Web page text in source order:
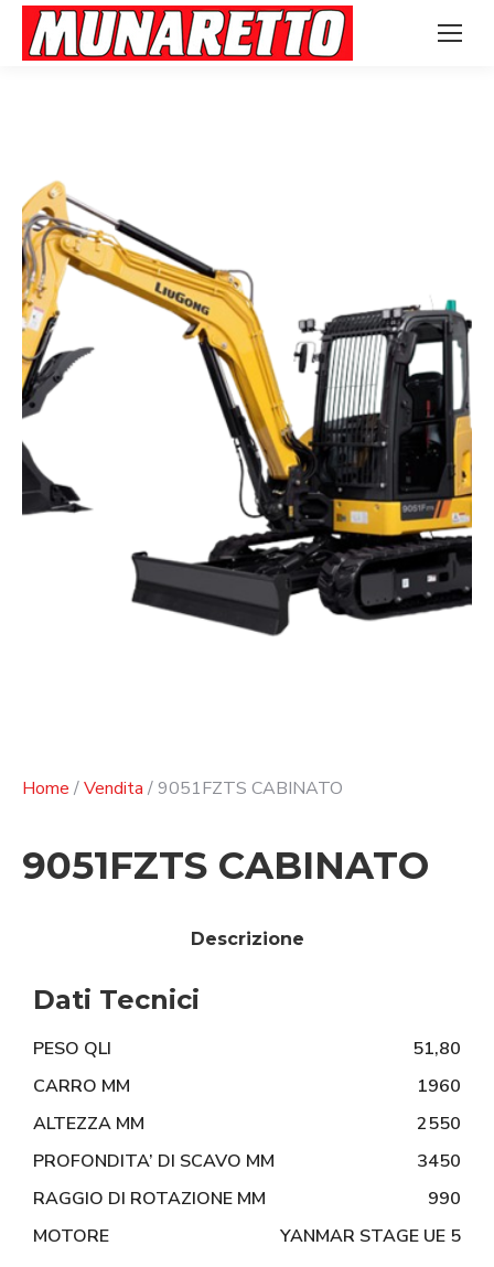
Home /Vendita / 9051FZTS CABINATO
9051FZTS CABINATO
Descrizione
Dati Tecnici
PESO QLI
51,80
CARRO MM
1960
ALTEZZA MM
2550
PROFONDITA’ DI SCAVO MM
3450
RAGGIO DI ROTAZIONE MM
990
MOTORE
YANMAR STAGE UE 5